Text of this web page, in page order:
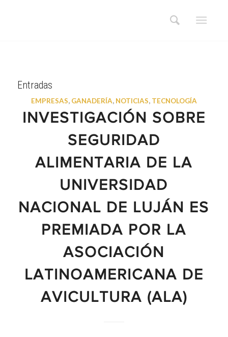
Entradas
EMPRESAS, GANADERÍA, NOTICIAS, TECNOLOGÍA
INVESTIGACIÓN SOBRE
SEGURIDAD
ALIMENTARIA DE LA
UNIVERSIDAD
NACIONAL DE LUJÁN ES
PREMIADA POR LA
ASOCIACIÓN
LATINOAMERICANA DE
AVICULTURA (ALA)